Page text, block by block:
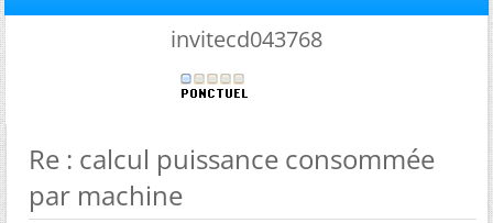
invitecd043768
Re : calcul puissance consommée
par machine